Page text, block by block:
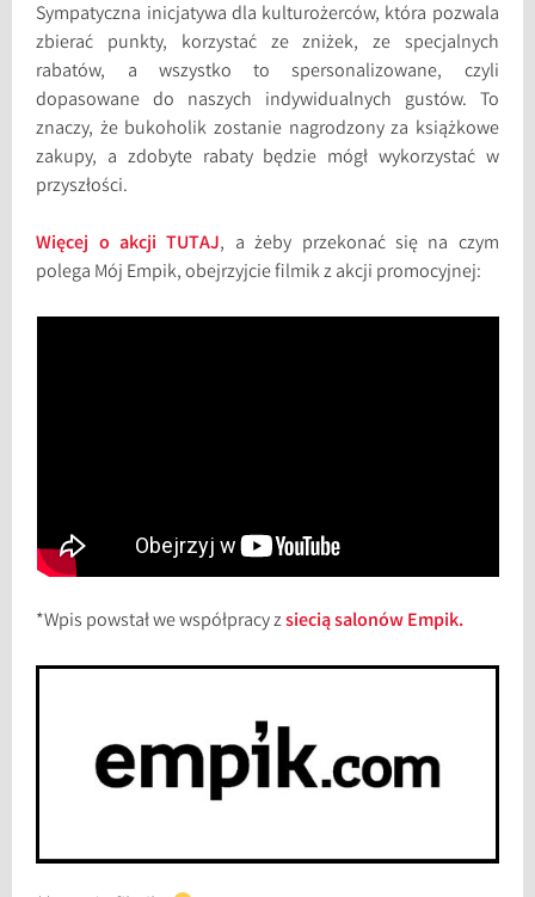
Sympatyczna inicjatywa dla kulturożerców, która pozwala
zbierać punkty, korzystać ze zniżek, ze specjalnych
rabatów, a wszystko to spersonalizowane, czyli
dopasowane do naszych indywidualnych gustów. To
znaczy, że bukoholik zostanie nagrodzony za książkowe
zakupy, a zdobyte rabaty będzie mógł wykorzystać w
przyszłości.
Więcej o akcji TUTAJ, a żeby przekonać się na czym
polega Mój Empik, obejrzyjcie filmik z akcji promocyjnej:
*Wpis powstał we współpracy zsiecią salonów Empik.